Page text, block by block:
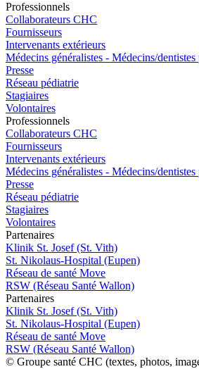
Professionnels
Collaborateurs CHC
Fournisseurs
Intervenants extérieurs
Médecins généralistes - Médecins/dentistes
Presse
Réseau pédiatrie
Stagiaires
Volontaires
Professionnels
Collaborateurs CHC
Fournisseurs
Intervenants extérieurs
Médecins généralistes - Médecins/dentistes
Presse
Réseau pédiatrie
Stagiaires
Volontaires
Partenaires
Klinik St. Josef (St. Vith)
St. Nikolaus-Hospital (Eupen)
Réseau de santé Move
RSW (Réseau Santé Wallon)
Partenaires
Klinik St. Josef (St. Vith)
St. Nikolaus-Hospital (Eupen)
Réseau de santé Move
RSW (Réseau Santé Wallon)
© Groupe santé CHC (textes, photos,